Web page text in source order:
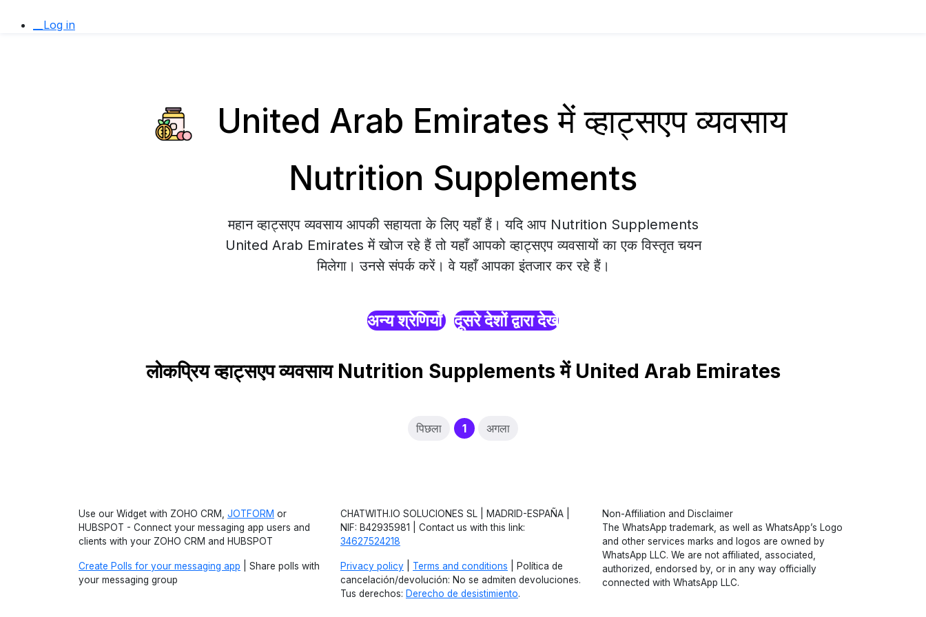
__Log in
United Arab Emirates में व्हाट्सएप व्यवसाय
Nutrition Supplements
महान व्हाट्सएप व्यवसाय आपकी सहायता के लिए यहाँ हैं। यदि आप Nutrition Supplements
United Arab Emirates में खोज रहे हैं तो यहाँ आपको व्हाट्सएप व्यवसायों का एक विस्तृत चयन
मिलेगा। उनसे संपर्क करें। वे यहाँ आपका इंतजार कर रहे हैं।
अन्य श्रेणियाँ दूसरे देशों द्वारा देखें
लोकप्रिय व्हाट्सएप व्यवसाय Nutrition Supplements में United Arab Emirates
पिछला 1(current)
अगला
Use our Widget with ZOHO CRM, JOTFORM or
HUBSPOT - Connect your messaging app users and
clients with your ZOHO CRM and HUBSPOT
Create Polls for your messaging app | Share polls with
your messaging group
CHATWITH.IO SOLUCIONES SL | MADRID-ESPAÑA |
NIF: B42935981 | Contact us with this link:
34627524218
Privacy policy Terms and conditions | Política de
cancelación/devolución: No se admiten devoluciones.
Tus derechos: Derecho de desistimiento.
Non-Affiliation and Disclaimer
The WhatsApp trademark, as well as WhatsApp’s Logo
and other services marks and logos are owned by
WhatsApp LLC. We are not affiliated, associated,
authorized, endorsed by, or in any way officially
connected with WhatsApp LLC.